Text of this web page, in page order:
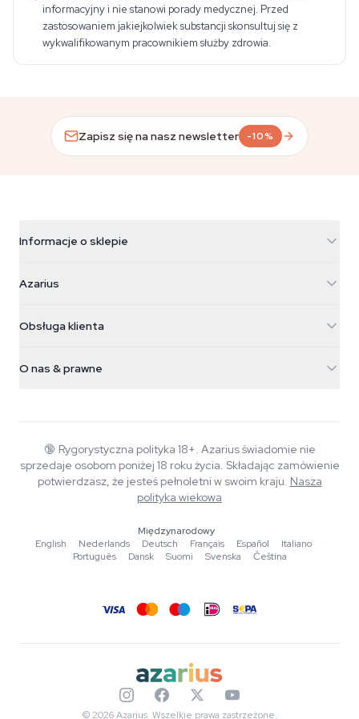
informacyjny i nie stanowi porady medycznej. Przed
zastosowaniem jakiejkolwiek substancji skonsultuj się z
wykwalifikowanym pracownikiem służby zdrowia.
Zapisz się na nasz newsletter -10%
Informacje o sklepie
Galvaniweg 11
Nederland
+31(0)204897914
Azarius
Magiczne grzyby
Smokeshop
Obsługa klienta
Polityka zwrotów
Polityka prywatności
O nas & prawne
Wiki
Muzyka
Narzędzia i kalkulatory
🔞 Rygorystyczna polityka 18+. Azarius świadomie nie
sprzedaje osobom poniżej 18 roku życia. Składając zamówienie
potwierdzasz, że jesteś pełnoletni w swoim kraju. Nasza
polityka wiekowa
Międzynarodowy
English
·Nederlands ·Deutsch ·Français ·Español ·Italiano
·
Português
·Dansk ·Suomi ·Svenska ·Čeština
© 2026 Azarius. Wszelkie prawa zastrzeżone.